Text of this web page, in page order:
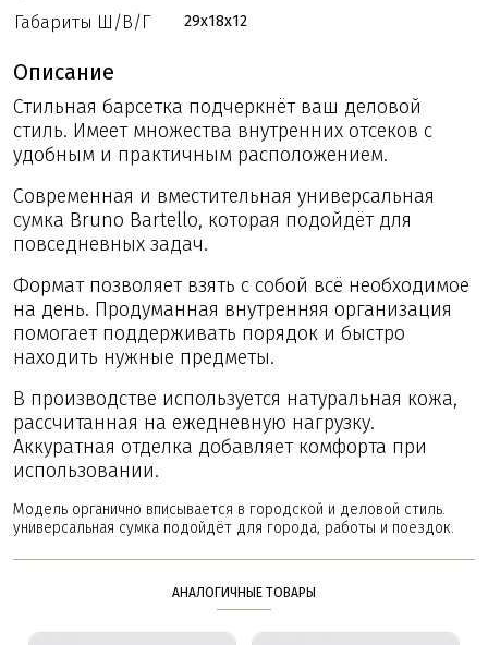
Габариты Ш/В/Г 29x18x12
Описание
Стильная барсетка подчеркнёт ваш деловой
стиль. Имеет множества внутренних отсеков с
удобным и практичным расположением.
Современная и вместительная универсальная
сумка Bruno Bartello, которая подойдёт для
повседневных задач.
Формат позволяет взять с собой всё необходимое
на день. Продуманная внутренняя организация
помогает поддерживать порядок и быстро
находить нужные предметы.
В производстве используется натуральная кожа,
рассчитанная на ежедневную нагрузку.
Аккуратная отделка добавляет комфорта при
использовании.
Модель органично вписывается в городской и деловой стиль.
универсальная сумка подойдёт для города, работы и поездок.
АНАЛОГИЧНЫЕ ТОВАРЫ